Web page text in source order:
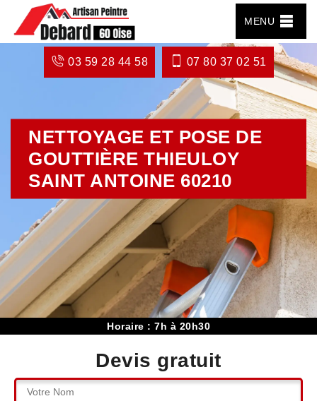
MENU
03 59 28 44 58 07 80 37 02 51
NETTOYAGE ET POSE DE
GOUTTIÈRE THIEULOY
SAINT ANTOINE 60210
Horaire : 7h à 20h30
Devis gratuit